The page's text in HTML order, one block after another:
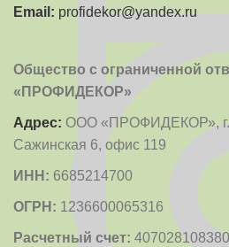
Email: profidekor@yandex.ru
Общество с ограниченной
«ПРОФИДЕКОР»
Адрес: ООО «ПРОФИДЕКОР», г.
Сажинская 6, офис 119
ИНН: 6685214700
ОГРН: 1236600065316
Расчетный счет: